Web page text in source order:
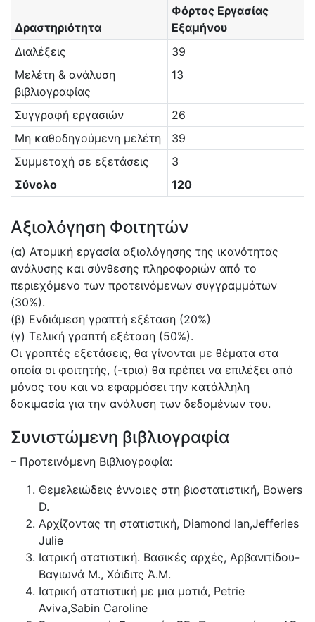
Δραστηριότητα
Φόρτος Εργασίας
Εξαμήνου
Διαλέξεις
39
Μελέτη & ανάλυση
βιβλιογραφίας
13
Συγγραφή εργασιών
26
Μη καθοδηγούμενη μελέτη
39
Συμμετοχή σε εξετάσεις
3
Σύνολο
120
Αξιολόγηση Φοιτητών
(α) Ατομική εργασία αξιολόγησης της ικανότητας
ανάλυσης και σύνθεσης πληροφοριών από το
περιεχόμενο των προτεινόμενων συγγραμμάτων
(30%).
(β) Ενδιάμεση γραπτή εξέταση (20%)
(γ) Τελική γραπτή εξέταση (50%).
Οι γραπτές εξετάσεις, θα γίνονται με θέματα στα
οποία οι φοιτητής, (-τρια) θα πρέπει να επιλέξει από
μόνος του και να εφαρμόσει την κατάλληλη
δοκιμασία για την ανάλυση των δεδομένων του.
Συνιστώμενη βιβλιογραφία
– Προτεινόμενη Βιβλιογραφία:
Θεμελειώδεις έννοιες στη βιοστατιστική, Bowers
D.
Αρχίζοντας τη στατιστική, Diamond Ian,Jefferies
Julie
Ιατρική στατιστική. Βασικές αρχές, Αρβανιτίδου-
Βαγιωνά Μ., Χάιδιτς Ά.Μ.
Ιατρική στατιστική με μια ματιά, Petrie
Aviva,Sabin Caroline